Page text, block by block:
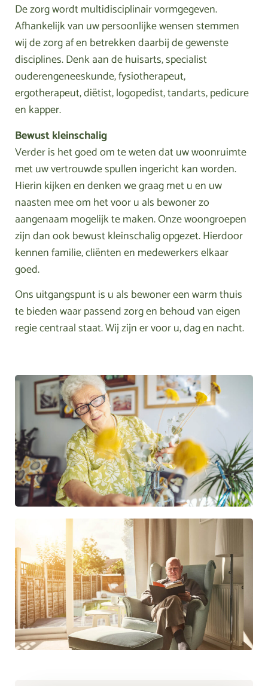
De zorg wordt multidisciplinair vormgegeven.
Afhankelijk van uw persoonlijke wensen stemmen
wij de zorg af en betrekken daarbij de gewenste
disciplines. Denk aan de huisarts, specialist
ouderengeneeskunde, fysiotherapeut,
ergotherapeut, diëtist, logopedist, tandarts, pedicure
en kapper.
Bewust kleinschalig
Verder is het goed om te weten dat uw woonruimte
met uw vertrouwde spullen ingericht kan worden.
Hierin kijken en denken we graag met u en uw
naasten mee om het voor u als bewoner zo
aangenaam mogelijk te maken. Onze woongroepen
zijn dan ook bewust kleinschalig opgezet. Hierdoor
kennen familie, cliënten en medewerkers elkaar
goed.
Ons uitgangspunt is u als bewoner een warm thuis
te bieden waar passend zorg en behoud van eigen
regie centraal staat. Wij zijn er voor u, dag en nacht.